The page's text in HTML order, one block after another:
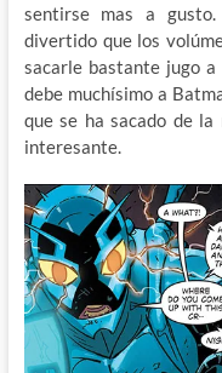
sentirse mas a
divertido que los
sacarle bastante jugo
debe muchísimo a
que se ha sacado de
interesante.